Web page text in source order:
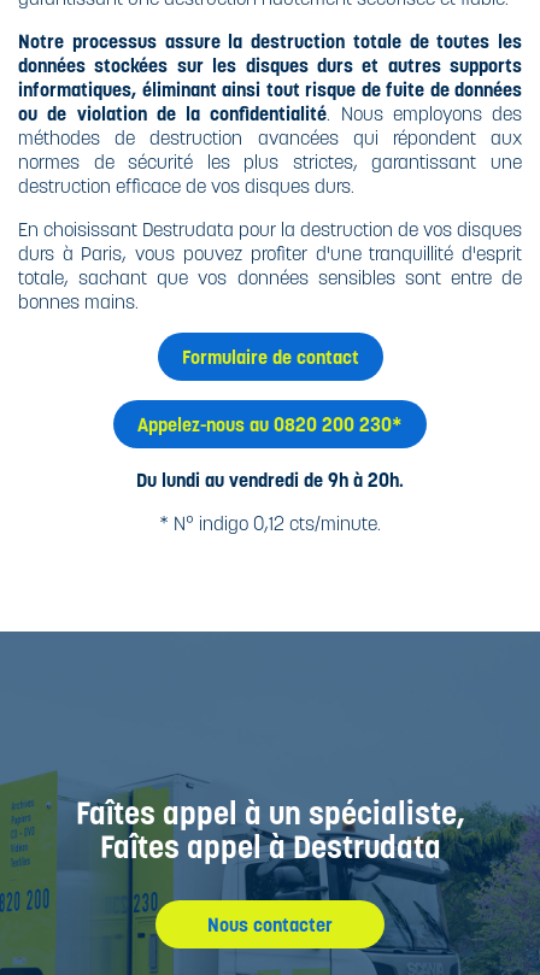
Notre processus assure la destruction totale de toutes les
données stockées sur les disques durs et autres supports
informatiques, éliminant ainsi tout risque de fuite de données
ou de violation de la confidentialité. Nous employons des
méthodes de destruction avancées qui répondent aux
normes de sécurité les plus strictes, garantissant une
destruction efficace de vos disques durs.
En choisissant Destrudata pour la destruction de vos disques
durs à Paris, vous pouvez profiter d'une tranquillité d'esprit
totale, sachant que vos données sensibles sont entre de
bonnes mains.
Formulaire de contact
Appelez-nous au 0820 200 230*
Du lundi au vendredi de 9h à 20h.
* N° indigo 0,12 cts/minute.
Faîtes appel à un spécialiste,
Faîtes appel à Destrudata
Nous contacter